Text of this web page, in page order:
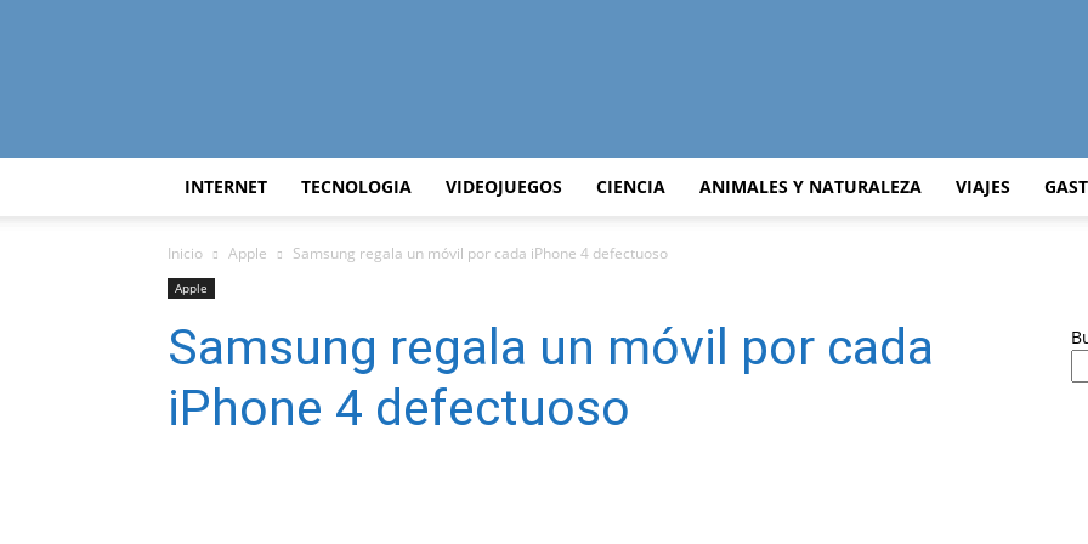
Curiosidades
INTERNET TECNOLOGIA VIDEOJUEGOS CIENCIA ANIMALES Y NATURALEZA VIAJES
Inicio Apple Samsung regala un móvil por cada iPhone 4 defectuoso
Apple
Samsung regala un móvil por cada
iPhone 4 defectuoso